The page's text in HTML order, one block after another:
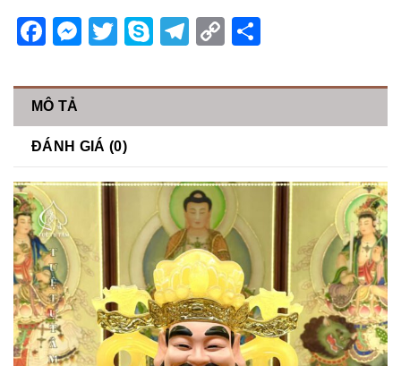
Facebook
Messenger
Twitter
SkypeTelegram
Copy
MÔ TẢ
ĐÁNH GIÁ (0)